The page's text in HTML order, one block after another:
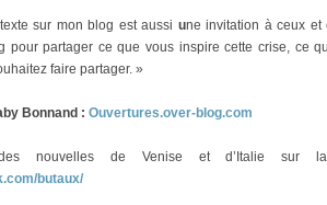
sur mon blog est aussi une invitation à ceux et
pour partager ce que vous inspire cette crise, ce
faire partager. »
Bonnand : Ouvertures.over-blog.com
nouvelles de Venise et d’Italie sur
butaux/